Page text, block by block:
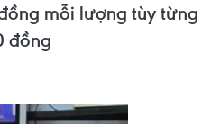
mỗi lượng tùy
đồng